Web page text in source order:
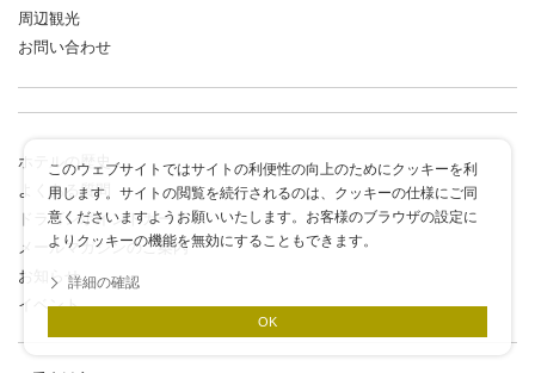
このウェブサイトではサイトの利便性の向上のためにクッキーを利
用します。サイトの閲覧を続行されるのは、クッキーの仕様にご同
意くださいますようお願いいたします。お客様のブラウザの設定に
よりクッキーの機能を無効にすることもできます。
詳細の確認
OK
周辺観光
お問い合わせ
ホテルの歴史
よくある質問
ドラゴンポイントカード
メールマガジンのご案内
お知らせ
イベント